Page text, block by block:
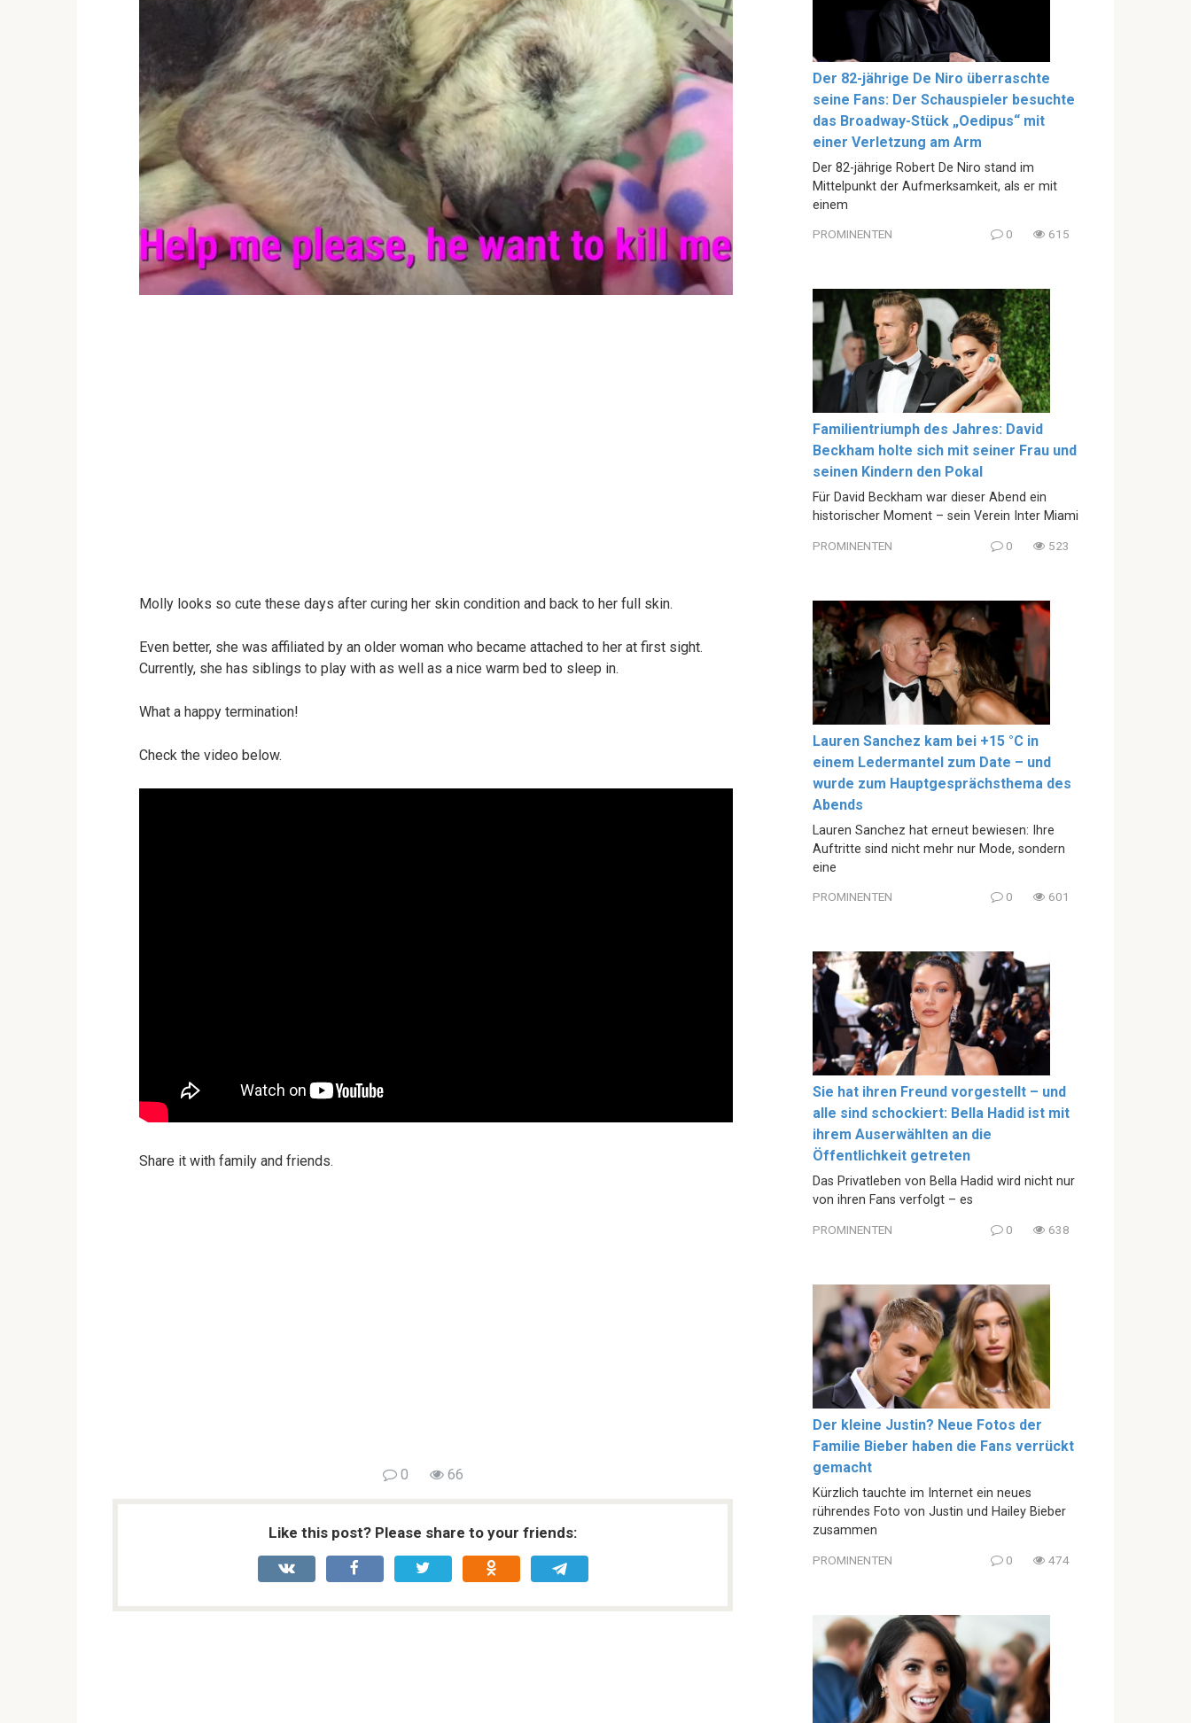
Molly looks so cute these days after curing her skin condition and back to her full skin.
Even better, she was affiliated by an older woman who became attached to her at first sight.
Currently, she has siblings to play with as well as a nice warm bed to sleep in.
What a happy termination!
Check the video below.
Share it with family and friends.
0 66
Like this post? Please share to your friends:
Der 82-jährige De Niro überraschte
seine Fans: Der Schauspieler besuchte
das Broadway-Stück „Oedipus“ mit
einer Verletzung am Arm
Der 82-jährige Robert De Niro stand im
Mittelpunkt der Aufmerksamkeit, als er mit
einem
PROMINENTEN 0 615
Familientriumph des Jahres: David
Beckham holte sich mit seiner Frau und
seinen Kindern den Pokal
Für David Beckham war dieser Abend ein
historischer Moment – sein Verein Inter Miami
PROMINENTEN 0 523
Lauren Sanchez kam bei +15 °C in
einem Ledermantel zum Date – und
wurde zum Hauptgesprächsthema des
Abends
Lauren Sanchez hat erneut bewiesen: Ihre
Auftritte sind nicht mehr nur Mode, sondern
eine
PROMINENTEN 0 601
Sie hat ihren Freund vorgestellt – und
alle sind schockiert: Bella Hadid ist mit
ihrem Auserwählten an die
Öffentlichkeit getreten
Das Privatleben von Bella Hadid wird nicht nur
von ihren Fans verfolgt – es
PROMINENTEN 0 638
Der kleine Justin? Neue Fotos der
Familie Bieber haben die Fans verrückt
gemacht
Kürzlich tauchte im Internet ein neues
rührendes Foto von Justin und Hailey Bieber
zusammen
PROMINENTEN 0 474